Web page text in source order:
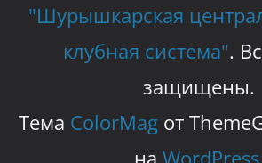
"Шурышкарская
клубная система".
защищены.
Тема ColorMagот